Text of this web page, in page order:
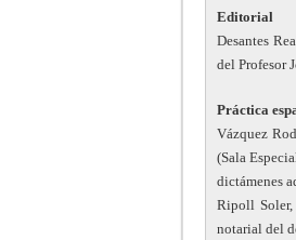
Editorial
Desantes
del Profesor
Práctica
Vázquez
(Sala
dictámenes
Ripoll Soler,
notarial del